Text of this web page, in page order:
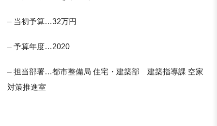
– 当初予算…32万円
– 予算年度…2020
– 担当部署…都市整備局 住宅・建築部 建築指導課 空家
対策推進室